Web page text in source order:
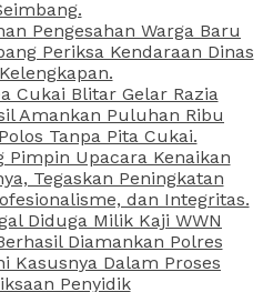
Pengesahan Warga Baru
Periksa Kendaraan Dinas
Cukai Blitar Gelar Razia
Amankan Puluhan Ribu
Tanpa Pita Cukai.
Pimpin Upacara Kenaikan
Tegaskan Peningkatan
dan Integritas.
Diduga Milik Kaji WWN
Diamankan Polres
Kasusnya Dalam Proses
Penyidik